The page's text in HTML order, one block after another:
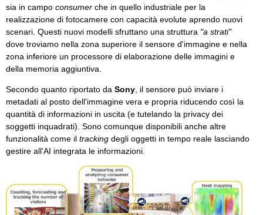
sia in campo consumer che in quello industriale per la
realizzazione di fotocamere con capacità evolute aprendo nuovi
scenari. Questi nuovi modelli sfruttano una struttura "a strati"
dove troviamo nella zona superiore il sensore d'immagine e nella
zona inferiore un processore di elaborazione delle immagini e
della memoria aggiuntiva.
Secondo quanto riportato da Sony , il sensore può inviare i
metadati al posto dell'immagine vera e propria riducendo così la
quantità di informazioni in uscita (e tutelando la privacy dei
soggetti inquadrati). Sono comunque disponibili anche altre
funzionalità come il tracking degli oggetti in tempo reale lasciando
gestire all'AI integrata le informazioni.